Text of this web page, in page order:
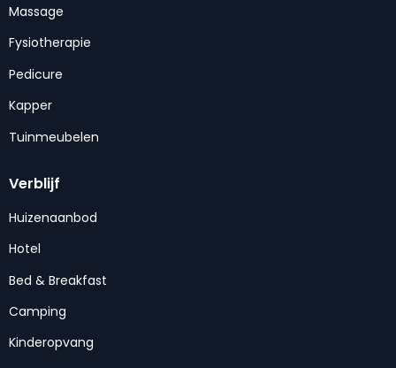
Massage
Fysiotherapie
Pedicure
Kapper
Tuinmeubelen
Verblijf
Huizenaanbod
Hotel
Bed & Breakfast
Camping
Kinderopvang